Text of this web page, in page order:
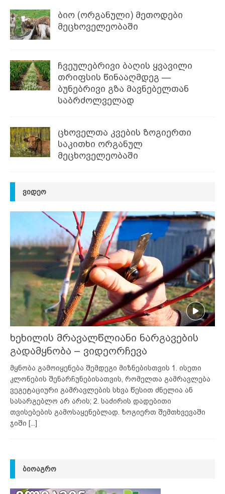
ბიო (ორგანული) მეთოდები
მეცხოველეობაში
ჩვეულებრივი ბაღის ყვავილი
თრიფსის წინააღმდეგ —
ბუნებრივი გზა მავნებელთან
საბრძოლველად
ცხოველთა კვების ზოგიერთი
საკითხი ორგანულ
მეცხოველეობაში
ᲕᲘᲓᲔᲝ
ხეხილის მრავალწლიანი ნარგავების
გადამყნობა – ვიდეორჩევა
მყნობა გამოიყენება შემდეგი მიზნებისთვის 1. ისეთი
კლონების შენარჩუნებისათვის, რომელთა გამრავლება
ვეგეტაციური გამრავლების სხვა წესით ძნელია ან
სასარგებლო არ არის; 2. საძირის დადებითი
თვისებების გამოსაყენებლად. ზოგიერთ შემთხვევაში
ჯიში [...]
ᲑᲘᲝᲐᲒᲠᲝ